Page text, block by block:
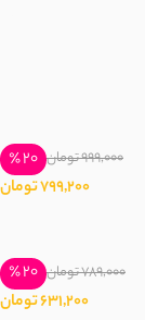
999,000 تومان
20 ٪
799,200 تومان
789,000 تومان
20 ٪
631,200 تومان